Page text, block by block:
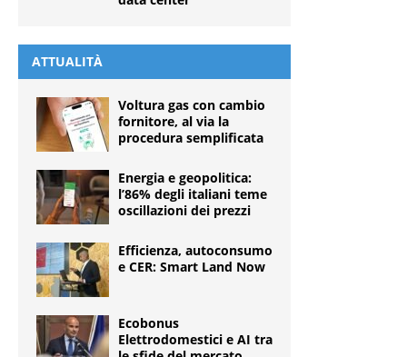
ATTUALITÀ
Voltura gas con cambio
fornitore, al via la
procedura semplificata
Energia e geopolitica:
l’86% degli italiani teme
oscillazioni dei prezzi
Efficienza, autoconsumo
e CER: Smart Land Now
Ecobonus
Elettrodomestici e AI tra